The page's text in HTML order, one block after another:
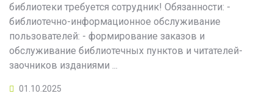
библиотеки требуется сотрудник! Обязанности: -
библиотечно-информационное обслуживание
пользователей: - формирование заказов и
обслуживание библиотечных пунктов и читателей-
заочников изданиями ...
01.10.2025